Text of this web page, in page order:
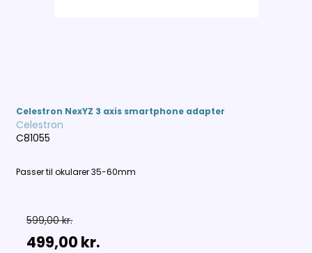
Celestron NexYZ 3 axis smartphone adapter
Celestron
C81055
Passer til okularer 35-60mm
599,00 kr.
499,00 kr.